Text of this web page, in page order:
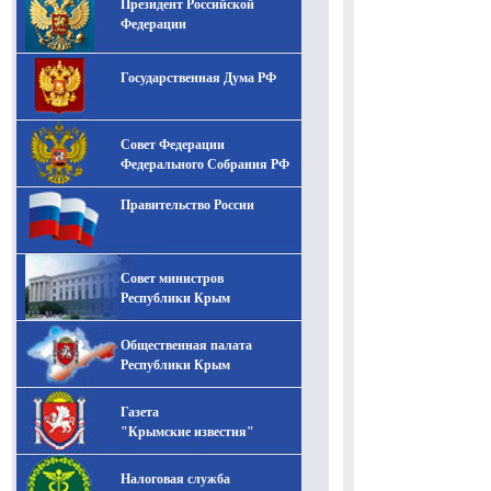
-- Лучшее, что можно сделать с хорошим советом, это
пропустить его мимо ушей. Он никогда не бывает
полезен никому, кроме того, кто его дал.
-- Люблю давать советы и очень не люблю, когда их
дают мне.
Президент Российской
Федерации
Государственная Дума РФ
Совет Федерации
Федерального Собрания РФ
Правительство России
Совет министров
Республики Крым
Общественная палата
Республики Крым
Газета
"Крымские известия"
Налоговая служба